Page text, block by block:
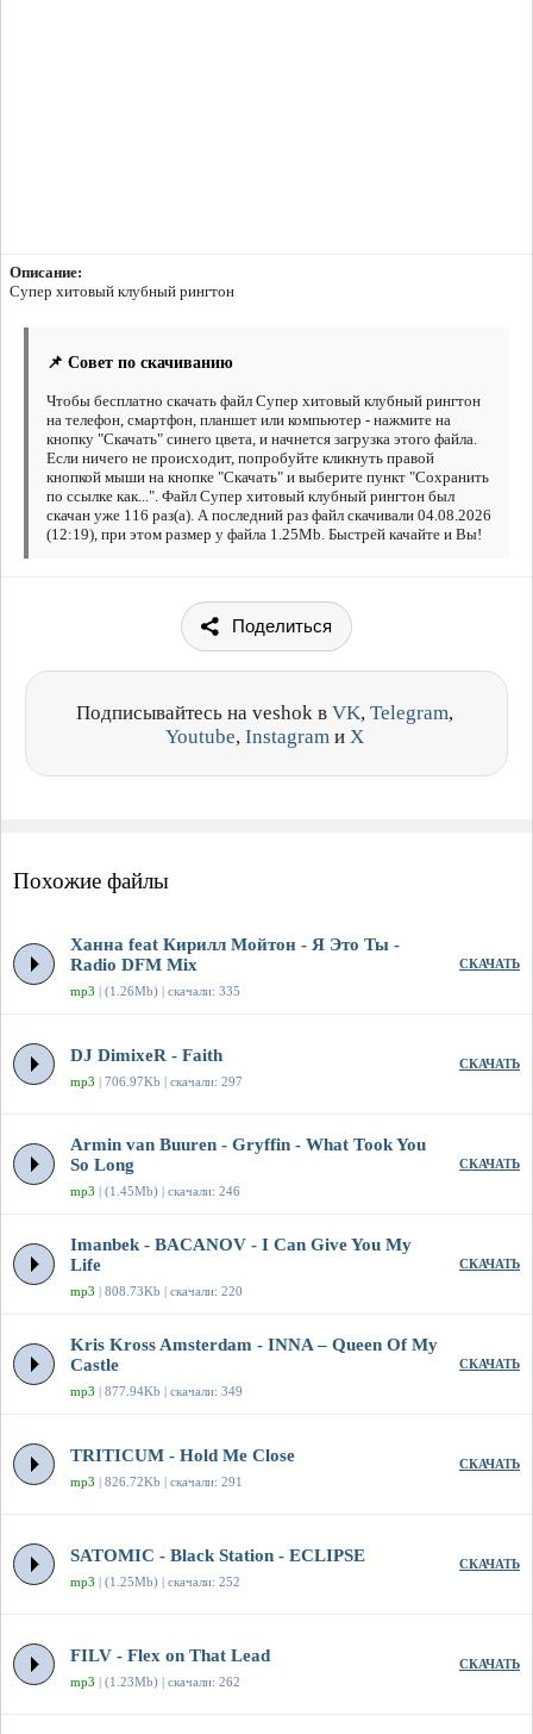
Описание:
Супер хитовый клубный рингтон
📌 Совет по скачиванию
Чтобы бесплатно скачать файл Супер хитовый клубный рингтон
на телефон, смартфон, планшет или компьютер - нажмите на
кнопку "Скачать" синего цвета, и начнется загрузка этого файла.
Если ничего не происходит, попробуйте кликнуть правой
кнопкой мыши на кнопке "Скачать" и выберите пункт "Сохранить
по ссылке как...". Файл Супер хитовый клубный рингтон был
скачан уже 116 раз(а). А последний раз файл скачивали 04.08.2026
(12:19), при этом размер у файла 1.25Mb. Быстрей качайте и Вы!
Поделиться
Подписывайтесь на veshok в VK, Telegram,
Youtube, Instagram и X
Похожие файлы
Ханна feat Кирилл Мойтон - Я Это Ты -
Radio DFM Mix
mp3 | (1.26Mb) | скачали: 335
СКАЧАТЬ
DJ DimixeR - Faith
mp3 | 706.97Kb | скачали: 297
СКАЧАТЬ
Armin van Buuren - Gryffin - What Took You
So Long
mp3 | (1.45Mb) | скачали: 246
СКАЧАТЬ
Imanbek - BACANOV - I Can Give You My
Life
mp3 | 808.73Kb | скачали: 220
СКАЧАТЬ
Kris Kross Amsterdam - INNA – Queen Of My
Castle
mp3 | 877.94Kb | скачали: 349
СКАЧАТЬ
TRITICUM - Hold Me Close
mp3 | 826.72Kb | скачали: 291
СКАЧАТЬ
SATOMIC - Black Station - ECLIPSE
mp3 | (1.25Mb) | скачали: 252
СКАЧАТЬ
FILV - Flex on That Lead
mp3 | (1.23Mb) | скачали: 262
СКАЧАТЬ